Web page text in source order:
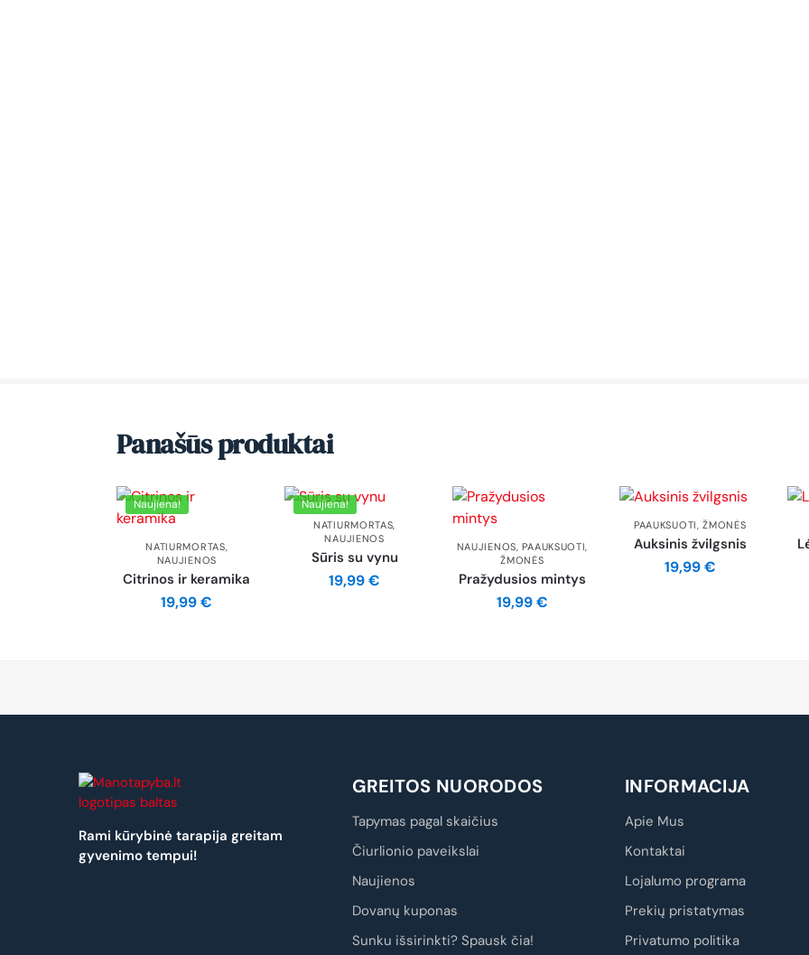
Panašūs produktai
Naujiena!
NATIURMORTAS,
NAUJIENOS
Citrinos ir keramika
19,99€
Naujiena!
NATIURMORTAS,
NAUJIENOS
Sūris su vynu
19,99€
NAUJIENOS,PAAUKSUOTI,
ŽMONĖS
Pražydusios mintys
19,99€
PAAUKSUOTI,ŽMONĖS
Auksinis žvilgsnis
19,99€
Rami kūrybinė tarapija greitam
gyvenimo tempui!
GREITOS NUORODOS
Tapymas pagal skaičius
Čiurlionio paveikslai
Naujienos
Dovanų kuponas
Sunku išsirinkti? Spausk čia!
INFORMACIJA
Apie Mus
Kontaktai
Lojalumo programa
Prekių pristatymas
Privatumo politika